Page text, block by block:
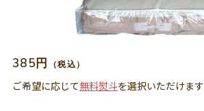
385円 （税込）
ご希望に応じて無料熨斗を選択いただけます